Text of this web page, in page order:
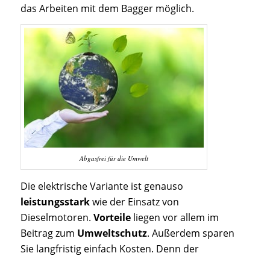
das Arbeiten mit dem Bagger möglich.
Abgasfrei für die Umwelt
Die elektrische Variante ist genauso
leistungsstarkwie der Einsatz von
Dieselmotoren. Vorteile liegen vor allem im
Beitrag zum Umweltschutz. Außerdem sparen
Sie langfristig einfach Kosten. Denn der